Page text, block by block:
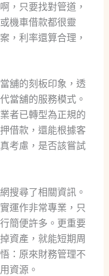
，只要找對管道，
機車借款都很靈
，利率還算合理，
舖的刻板印象，透
當舖的服務模式。
者已轉型為正規的
借款，還能根據客
考慮，是否該嘗試
搜尋了相關資訊。
運作非常專業，只
簡便許多。更重要
資產，就能短期周
：原來財務管理不
資源。